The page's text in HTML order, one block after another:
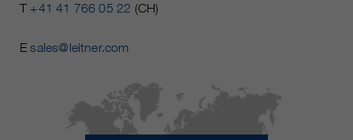
T +41 41 766 05 22 (CH)
Esales@leitner.com